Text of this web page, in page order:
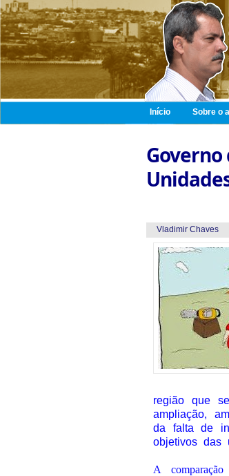
Início Sobre o
Vladimir Chaves
região que
ampliação,
da falta de
objetivos das
A